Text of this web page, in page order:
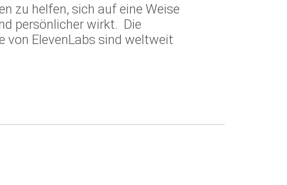
zu helfen, sich auf eine Weise
persönlicher wirkt. Die
von ElevenLabs sind weltweit